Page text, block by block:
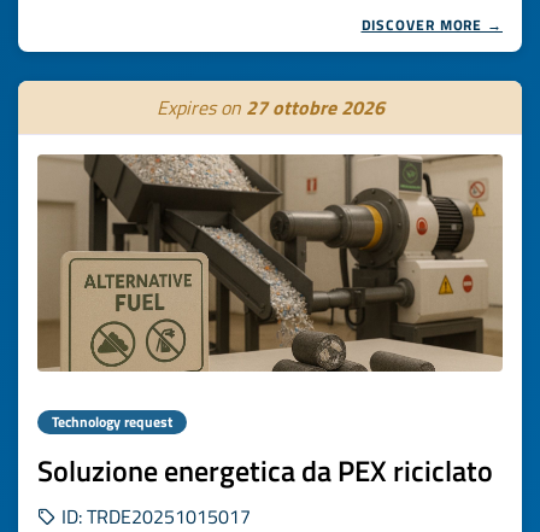
DISCOVER MORE →
Expires on 27 ottobre 2026
Technology request
Soluzione energetica da PEX riciclato
ID: TRDE20251015017